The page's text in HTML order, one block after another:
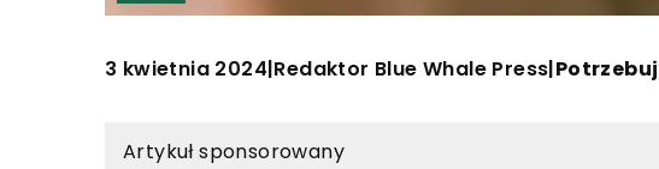
3 kwietnia 2024|Redaktor Blue Whale Press|
Artykuł sponsorowany